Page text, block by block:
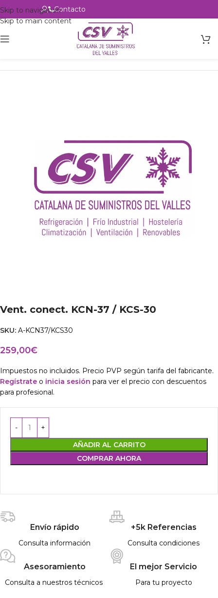
Skip to navigation
Skip to main content
Contacto
Intercambio
Vent. conect. KCN-37 / KCS-30
SKU: A-KCN37/KCS30
259,00€
Impuestos no incluidos. Precio PVP según tarifa del fabricante.
Regístrate o inicia sesión para ver el precio con descuentos
para profesional.
AÑADIR AL CARRITO
COMPRAR AHORA
Envío rápido
Consulta información
+5k Referencias
Consulta condiciones
Asesoramiento
Consulta a nuestros técnicos
El mejor Servicio
Para tu proyecto